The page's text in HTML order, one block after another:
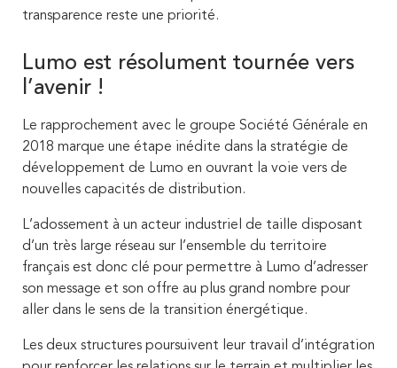
transparence reste une priorité.
Lumo est résolument tournée vers
l’avenir !
Le rapprochement avec le groupe Société Générale en
2018 marque une étape inédite dans la stratégie de
développement de Lumo en ouvrant la voie vers de
nouvelles capacités de distribution.
L’adossement à un acteur industriel de taille disposant
d’un très large réseau sur l’ensemble du territoire
français est donc clé pour permettre à Lumo d’adresser
son message et son offre au plus grand nombre pour
aller dans le sens de la transition énergétique.
Les deux structures poursuivent leur travail d’intégration